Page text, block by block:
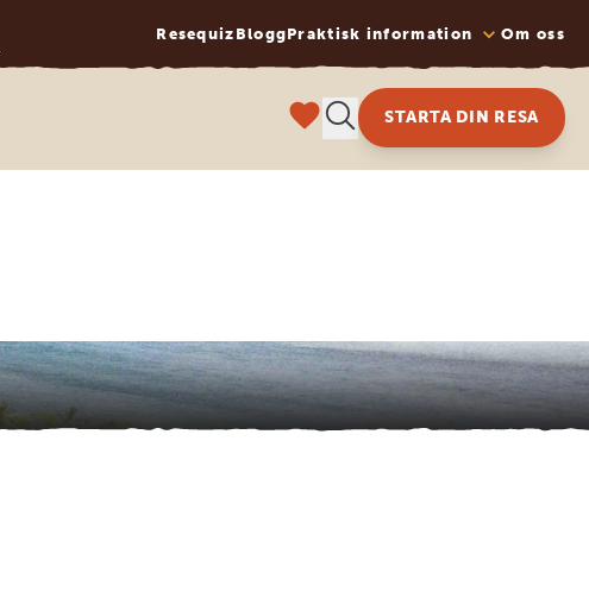
Resequiz BloggPraktisk information Om oss
STARTA DIN RESA